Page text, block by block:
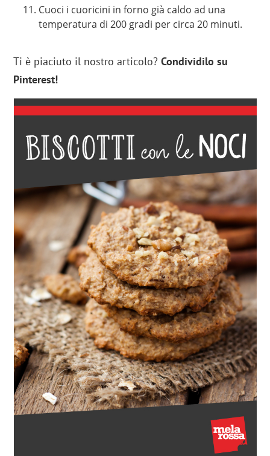
Cuoci i cuoricini in forno già caldo ad una
temperatura di 200 gradi per circa 20 minuti.
Ti è piaciuto il nostro articolo?Condividilo su
Pinterest!